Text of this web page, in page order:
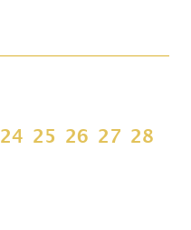
24 25 26 27
28